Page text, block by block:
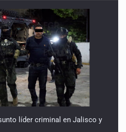
líder criminal en Jalisco y